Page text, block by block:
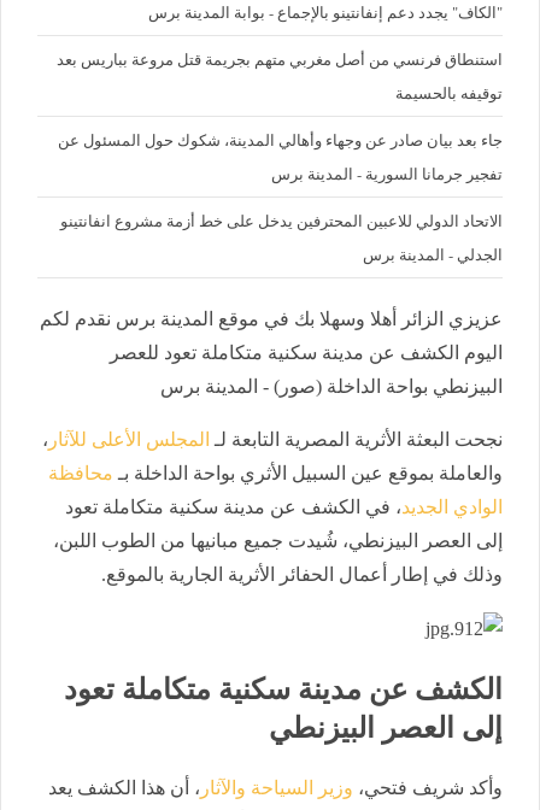
"الكاف" يجدد دعم إنفانتينو بالإجماع - بوابة المدينة برس
استنطاق فرنسي من أصل مغربي متهم بجريمة قتل مروعة بباريس بعد
توقيفه بالحسيمة
جاء بعد بيان صادر عن وجهاء وأهالي المدينة، شكوك حول المسئول عن
تفجير جرمانا السورية - المدينة برس
الاتحاد الدولي للاعبين المحترفين يدخل على خط أزمة مشروع انفانتينو
الجدلي - المدينة برس
عزيزي الزائر أهلا وسهلا بك في موقع المدينة برس نقدم لكم
اليوم الكشف عن مدينة سكنية متكاملة تعود للعصر
البيزنطي بواحة الداخلة (صور) - المدينة برس
نجحت البعثة الأثرية المصرية التابعة لـ المجلس الأعلى للآثار ،
والعاملة بموقع عين السبيل الأثري بواحة الداخلة بـ محافظة
الوادي الجديد، في الكشف عن مدينة سكنية متكاملة تعود
إلى العصر البيزنطي، شُيدت جميع مبانيها من الطوب اللبن،
وذلك في إطار أعمال الحفائر الأثرية الجارية بالموقع.
الكشف عن مدينة سكنية متكاملة تعود
إلى العصر البيزنطي
وأكد شريف فتحي، وزير السياحة والآثار ، أن هذا الكشف يعد